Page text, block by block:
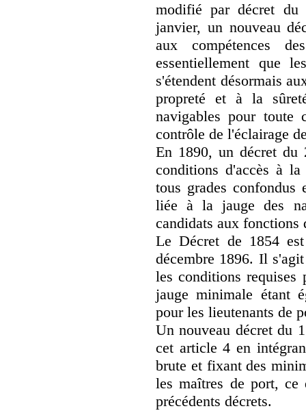
modifié par décret
janvier, un nouveau
aux compétences
essentiellement que
s'étendent désormais
propreté et à la
navigables pour toute
contrôle de l'éclairage
En 1890, un décret du
conditions d'accès à
tous grades confondus
liée à la jauge des
candidats aux
Le Décret de 1854
décembre 1896. Il
les conditions
jauge minimale étant
pour les lieutenants de
Un nouveau décret du
cet article 4 en
brute et fixant des
les maîtres de port, ce
précédents décrets.